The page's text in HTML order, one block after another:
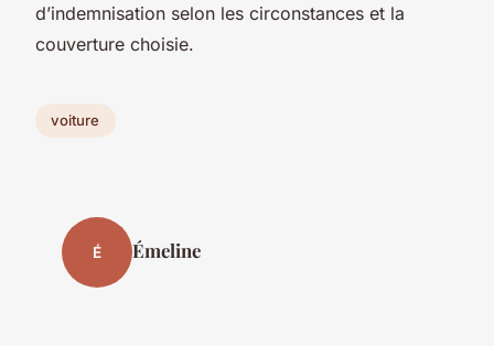
d’indemnisation selon les circonstances et la
couverture choisie.
voiture
É Émeline